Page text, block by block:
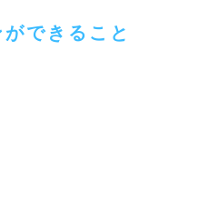
できること